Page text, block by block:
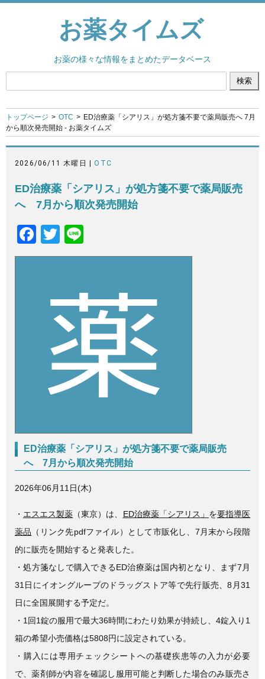
お薬タイムズ
お薬の様々な情報をまとめたデータベース
トップページ OTC
ED治療薬「シアリス」が処方箋不要で薬局販売へ 7月
から順次発売開始 - お薬タイムズ
2026/06/11 木曜日 |OTC
ED治療薬「シアリス」が処方箋不要で薬局販売
へ 7月から順次発売開始
F
a
T
wi n
ED治療薬「シアリス」が処方箋不要で薬局販売
へ 7月から順次発売開始
2026年06月11日(木)
・ エスエス製薬 （東京）は、 ED治療薬「シアリス」 を要指導医
薬品 （リンク先pdfファイル）として市販化し、7月末から段階
的に販売を開始すると発表した。
・処方箋なしで購入できるED治療薬は国内初となり、まず7月
31日にイオングループのドラッグストア等で先行販売、8月31
日に全国展開する予定だ。
・1回1錠の服用で最大36時間にわたり効果が持続し、4錠入り1
箱の希望小売価格は5808円に設定されている。
・購入には専用チェックシートへの基礎疾患等の入力が必要
で、薬剤師が内容を確認し服用可能と判断した場合のみ販売さ